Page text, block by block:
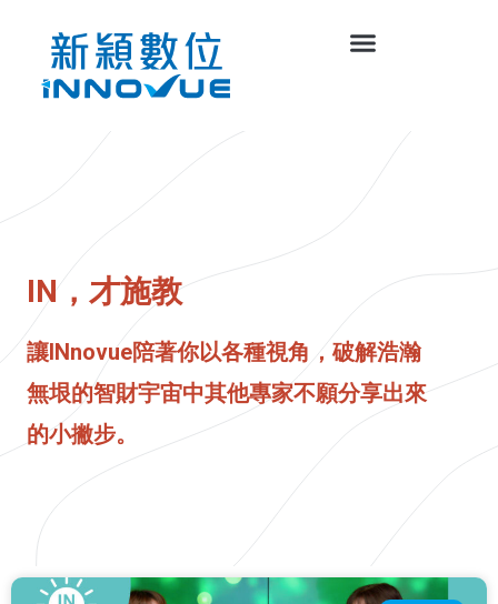
IN，才施教
讓INnovue陪著你以各種視角，破解浩瀚
無垠的智財宇宙中其他專家不願分享出來
的小撇步。